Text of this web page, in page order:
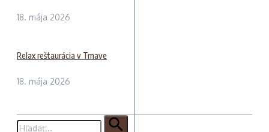
18. mája 2026
Relax reštaurácia v Trnave
18. mája 2026
Hľadať: